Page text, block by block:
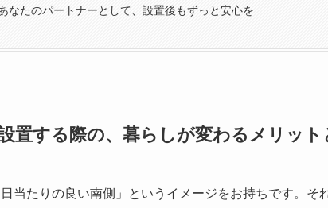
なたのパートナーとして、設置後もずっと安心を
置する際の、暮らしが変わるメリット
当たりの良い南側」というイメージをお持ちです。そ